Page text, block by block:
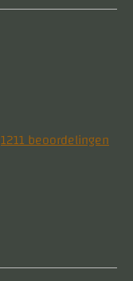
1211 beoordelingen